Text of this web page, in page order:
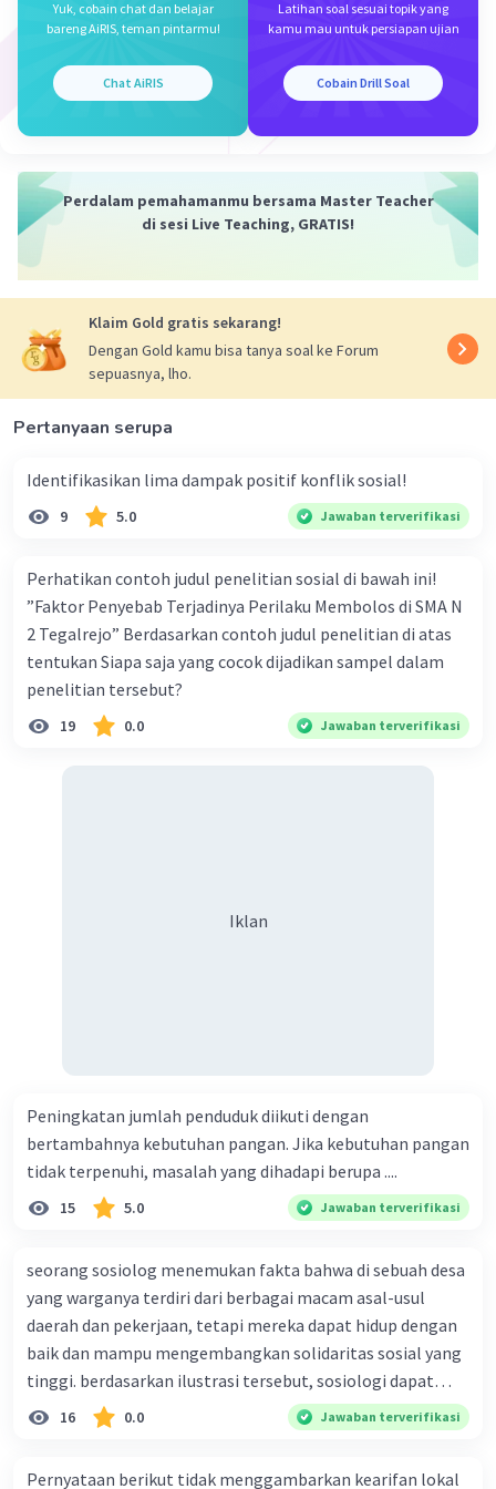
berkualitas, produksi barang lebih cepat, dan
Oleh karena itu, jawaban yang benar adalah E.
Iklan
Sitanggang P Level 1
Upaya pemerintah dalam bidang pendidikan yang
Beri Rating ·0.0(0) Balas
Yuk, cobain chat dan belajar
bareng AiRIS, teman pintarmu!
Chat AiRIS
Latihan soal sesuai topik yang
kamu mau untuk persiapan ujian
Cobain Drill Soal
Perdalam pemahamanmu bersama Master Teacher
di sesi Live Teaching, GRATIS!
Klaim Gold gratis sekarang!
Dengan Gold kamu bisa tanya soal ke Forum
sepuasnya, lho.
Pertanyaan serupa
Identifikasikan lima dampak positif konflik sosial!
9 5.0 Jawaban terverifikasi
Perhatikan contoh judul penelitian sosial di bawah ini!
”Faktor Penyebab Terjadinya Perilaku Membolos di SMA N
2 Tegalrejo” Berdasarkan contoh judul penelitian di atas
tentukan Siapa saja yang cocok dijadikan sampel dalam
penelitian tersebut?
19 0.0 Jawaban terverifikasi
Iklan
Peningkatan jumlah penduduk diikuti dengan
bertambahnya kebutuhan pangan. Jika kebutuhan pangan
tidak terpenuhi, masalah yang dihadapi berupa ....
15 5.0 Jawaban terverifikasi
seorang sosiolog menemukan fakta bahwa di sebuah desa
yang warganya terdiri dari berbagai macam asal-usul
daerah dan pekerjaan, tetapi mereka dapat hidup dengan
baik dan mampu mengembangkan solidaritas sosial yang
tinggi. berdasarkan ilustrasi tersebut, sosiologi dapat
berfungsi sebagai ilmu yang ....
16 0.0 Jawaban terverifikasi
Pernyataan berikut tidak menggambarkan kearifan lokal